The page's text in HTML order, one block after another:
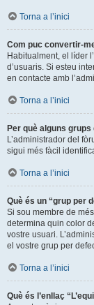
Torna a l’inici
Com puc convertir-
Habitualment, el líder
d’usuaris. Si esteu
en contacte amb
Torna a l’inici
Per què alguns
L’administrador del
sigui més fàcil
Torna a l’inici
Què és un “grup per
Si sou membre de
determina quin color
vostre usuari.
el vostre grup per
Torna a l’inici
Què és l’enllaç